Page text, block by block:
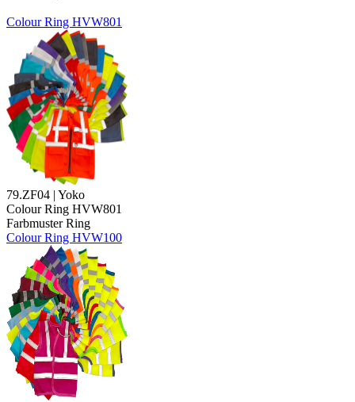
Colour Ring HVW801
79.ZF04 | Yoko
Colour Ring HVW801
Farbmuster Ring
Colour Ring HVW100